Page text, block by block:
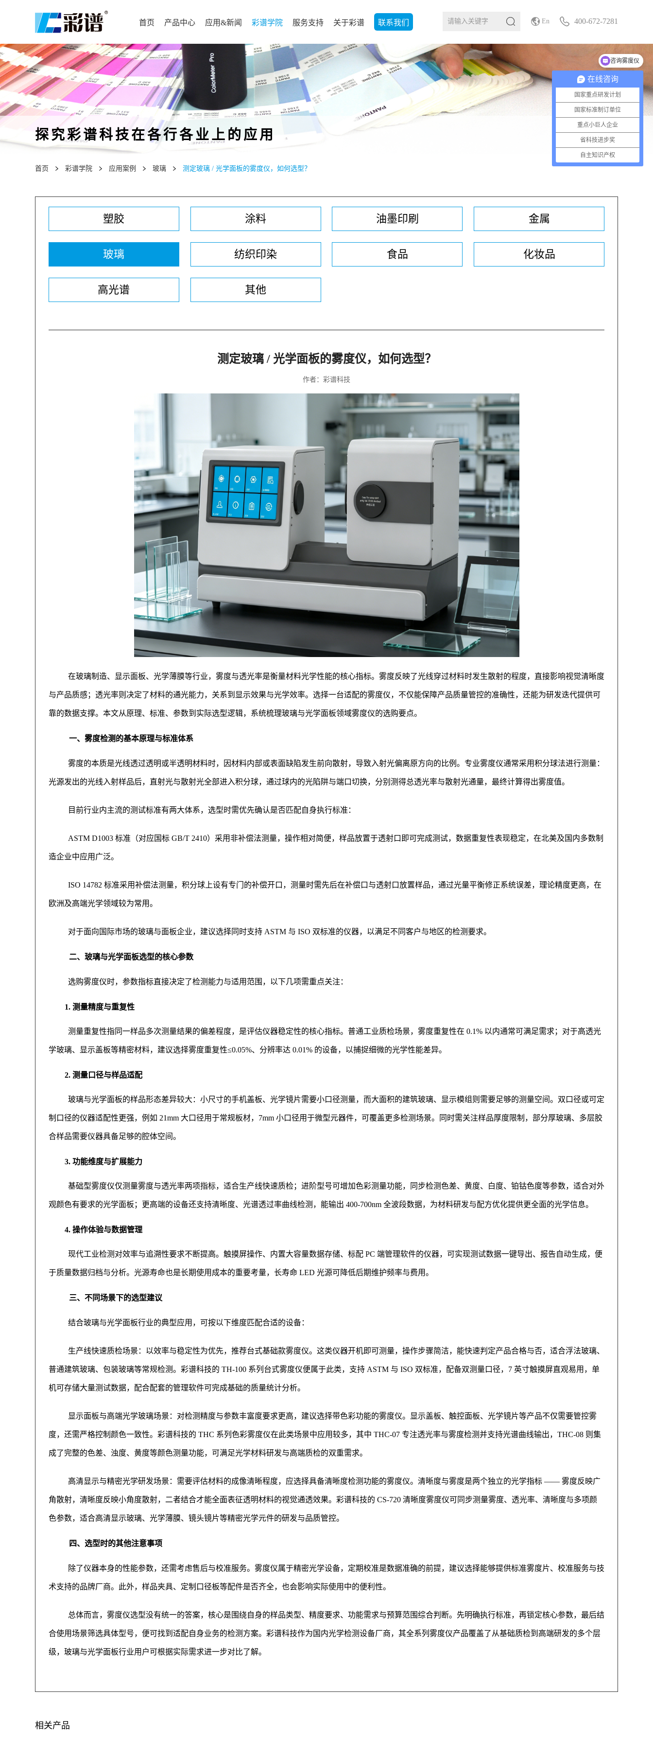
首页 产品中心 应用&新闻 彩谱学院 服务支持 关于彩谱 联系我们 En 400-672-7281
探究彩谱科技在各行各业上的应用
首页 彩谱学院 应用案例 玻璃 测定玻璃 / 光学面板的雾度仪，如何选型？
塑胶 涂料 油墨印刷 金属
玻璃 纺织印染 食品 化妆品
高光谱 其他
测定玻璃 / 光学面板的雾度仪，如何选型？
作者：彩谱科技
在玻璃制造、显示面板、光学薄膜等行业，雾度与透光率是衡量材料光学性能的核心指标。雾度反映了光线穿过材料时发生散射的程度，直接影响视觉清晰度
与产品质感；透光率则决定了材料的通光能力，关系到显示效果与光学效率。选择一台适配的雾度仪，不仅能保障产品质量管控的准确性，还能为研发迭代提供可
靠的数据支撑。本文从原理、标准、参数到实际选型逻辑，系统梳理玻璃与光学面板领域雾度仪的选购要点。
一、雾度检测的基本原理与标准体系
雾度的本质是光线透过透明或半透明材料时，因材料内部或表面缺陷发生前向散射，导致入射光偏离原方向的比例。专业雾度仪通常采用积分球法进行测量：
光源发出的光线入射样品后，直射光与散射光全部进入积分球，通过球内的光陷阱与端口切换，分别测得总透光率与散射光通量，最终计算得出雾度值。
目前行业内主流的测试标准有两大体系，选型时需优先确认是否匹配自身执行标准：
ASTM D1003 标准（对应国标 GB/T 2410）采用非补偿法测量，操作相对简便，样品放置于透射口即可完成测试，数据重复性表现稳定，在北美及国内多数制
造企业中应用广泛。
ISO 14782 标准采用补偿法测量，积分球上设有专门的补偿开口，测量时需先后在补偿口与透射口放置样品，通过光量平衡修正系统误差，理论精度更高，在
欧洲及高端光学领域较为常用。
对于面向国际市场的玻璃与面板企业，建议选择同时支持 ASTM 与 ISO 双标准的仪器，以满足不同客户与地区的检测要求。
二、玻璃与光学面板选型的核心参数
选购雾度仪时，参数指标直接决定了检测能力与适用范围，以下几项需重点关注：
1. 测量精度与重复性
测量重复性指同一样品多次测量结果的偏差程度，是评估仪器稳定性的核心指标。普通工业质检场景，雾度重复性在 0.1% 以内通常可满足需求；对于高透光
学玻璃、显示盖板等精密材料，建议选择雾度重复性≤0.05%、分辨率达 0.01% 的设备，以捕捉细微的光学性能差异。
2. 测量口径与样品适配
玻璃与光学面板的样品形态差异较大：小尺寸的手机盖板、光学镜片需要小口径测量，而大面积的建筑玻璃、显示模组则需要足够的测量空间。双口径或可定
制口径的仪器适配性更强，例如 21mm 大口径用于常规板材，7mm 小口径用于微型元器件，可覆盖更多检测场景。同时需关注样品厚度限制，部分厚玻璃、多层胶
合样品需要仪器具备足够的腔体空间。
3. 功能维度与扩展能力
基础型雾度仪仅测量雾度与透光率两项指标，适合生产线快速质检；进阶型号可增加色彩测量功能，同步检测色差、黄度、白度、铂钴色度等参数，适合对外
观颜色有要求的光学面板；更高端的设备还支持清晰度、光谱透过率曲线检测，能输出 400-700nm 全波段数据，为材料研发与配方优化提供更全面的光学信息。
4. 操作体验与数据管理
现代工业检测对效率与追溯性要求不断提高。触摸屏操作、内置大容量数据存储、标配 PC 端管理软件的仪器，可实现测试数据一键导出、报告自动生成，便
于质量数据归档与分析。光源寿命也是长期使用成本的重要考量，长寿命 LED 光源可降低后期维护频率与费用。
三、不同场景下的选型建议
结合玻璃与光学面板行业的典型应用，可按以下维度匹配合适的设备：
生产线快速质检场景：以效率与稳定性为优先，推荐台式基础款雾度仪。这类仪器开机即可测量，操作步骤简洁，能快速判定产品合格与否，适合浮法玻璃、
普通建筑玻璃、包装玻璃等常规检测。彩谱科技的 TH-100 系列台式雾度仪便属于此类，支持 ASTM 与 ISO 双标准，配备双测量口径，7 英寸触摸屏直观易用，单
机可存储大量测试数据，配合配套的管理软件可完成基础的质量统计分析。
显示面板与高端光学玻璃场景：对检测精度与参数丰富度要求更高，建议选择带色彩功能的雾度仪。显示盖板、触控面板、光学镜片等产品不仅需要管控雾
度，还需严格控制颜色一致性。彩谱科技的 THC 系列色彩雾度仪在此类场景中应用较多，其中 THC-07 专注透光率与雾度检测并支持光谱曲线输出，THC-08 则集
成了完整的色差、浊度、黄度等颜色测量功能，可满足光学材料研发与高端质检的双重需求。
高清显示与精密光学研发场景：需要评估材料的成像清晰程度，应选择具备清晰度检测功能的雾度仪。清晰度与雾度是两个独立的光学指标 —— 雾度反映广
角散射，清晰度反映小角度散射，二者结合才能全面表征透明材料的视觉通透效果。彩谱科技的 CS-720 清晰度雾度仪可同步测量雾度、透光率、清晰度与多项颜
色参数，适合高清显示玻璃、光学薄膜、镜头镜片等精密光学元件的研发与品质管控。
四、选型时的其他注意事项
除了仪器本身的性能参数，还需考虑售后与校准服务。雾度仪属于精密光学设备，定期校准是数据准确的前提，建议选择能够提供标准雾度片、校准服务与技
术支持的品牌厂商。此外，样品夹具、定制口径板等配件是否齐全，也会影响实际使用中的便利性。
总体而言，雾度仪选型没有统一的答案，核心是围绕自身的样品类型、精度要求、功能需求与预算范围综合判断。先明确执行标准，再锁定核心参数，最后结
合使用场景筛选具体型号，便可找到适配自身业务的检测方案。彩谱科技作为国内光学检测设备厂商，其全系列雾度仪产品覆盖了从基础质检到高端研发的多个层
级，玻璃与光学面板行业用户可根据实际需求进一步对比了解。
相关产品
在线咨询
国家重点研发计划
国家标准制订单位
重点小巨人企业
省科技进步奖
自主知识产权
咨询雾度仪
咨询高光谱相机